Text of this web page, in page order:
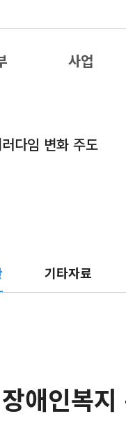
사업
다임 변화 주도
기타자료
장애인복